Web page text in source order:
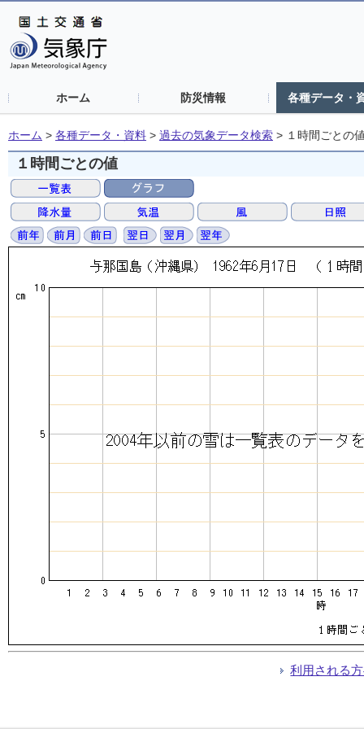
ホーム 防災情報 各種データ・
ホーム > 各種データ・資料 > 過去の気象データ検索 > １時間ごとの
１時間ごとの値
利用される